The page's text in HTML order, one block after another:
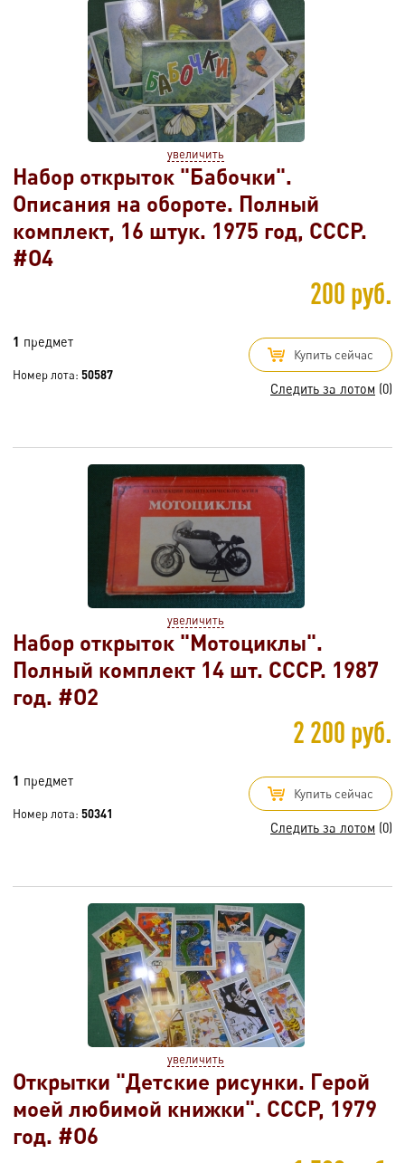
увеличить
Набор открыток "Бабочки".
Описания на обороте. Полный
комплект, 16 штук. 1975 год, СССР.
#O4
200 руб.
1 предмет
Номер лота: 50587
Купить сейчас
Следить за лотом (0)
увеличить
Набор открыток "Мотоциклы".
Полный комплект 14 шт. СССР. 1987
год. #O2
2 200 руб.
1 предмет
Номер лота: 50341
Купить сейчас
Следить за лотом (0)
увеличить
Открытки "Детские рисунки. Герой
моей любимой книжки". СССР, 1979
год. #O6